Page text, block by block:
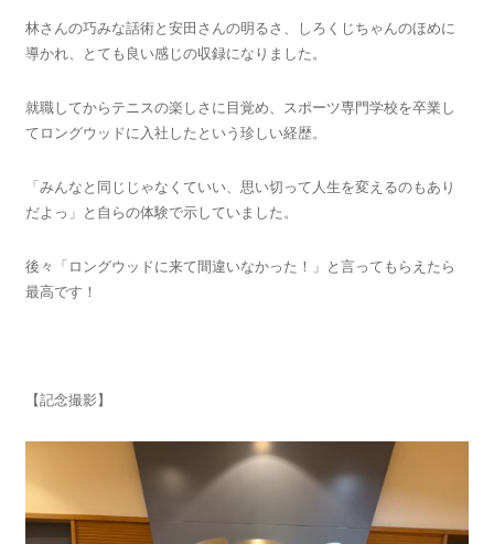
林さんの巧みな話術と安田さんの明るさ、しろくじちゃんのほめに
導かれ、とても良い感じの収録になりました。
就職してからテニスの楽しさに目覚め、スポーツ専門学校を卒業し
てロングウッドに入社したという珍しい経歴。
「みんなと同じじゃなくていい、思い切って人生を変えるのもあり
だよっ」と自らの体験で示していました。
後々「ロングウッドに来て間違いなかった！」と言ってもらえたら
最高です！
【記念撮影】